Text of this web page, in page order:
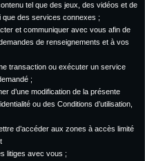
tel que des jeux, des vidéos et de
que des services connexes ;
et communiquer avec vous afin de
de renseignements et à vos
transaction ou exécuter un service
;
d’une modification de la présente
ou des Conditions d’utilisation,
d’accéder aux zones à accès limité
litiges avec vous ;